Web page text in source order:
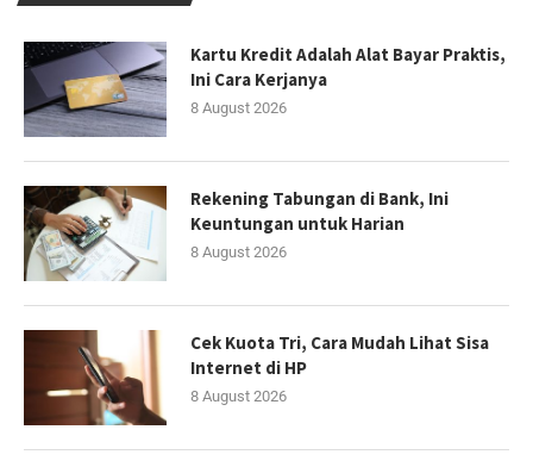
Kartu Kredit Adalah Alat Bayar Praktis,
Ini Cara Kerjanya
8 August 2026
Rekening Tabungan di Bank, Ini
Keuntungan untuk Harian
8 August 2026
Cek Kuota Tri, Cara Mudah Lihat Sisa
Internet di HP
8 August 2026